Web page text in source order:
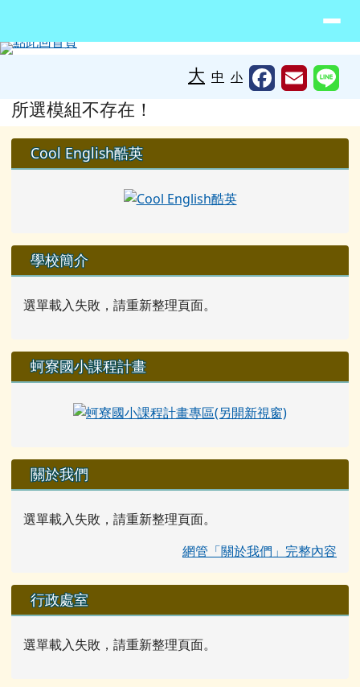
臺南市北門區蚵寮國民小學網站
大 中 小
主內容區域
所選模組不存在！
左邊區域內容
Cool English酷英
學校簡介
選單載入失敗，請重新整理頁面。
蚵寮國小課程計畫
關於我們
選單載入失敗，請重新整理頁面。
網管「關於我們」完整內容
行政處室
選單載入失敗，請重新整理頁面。
頁尾區域